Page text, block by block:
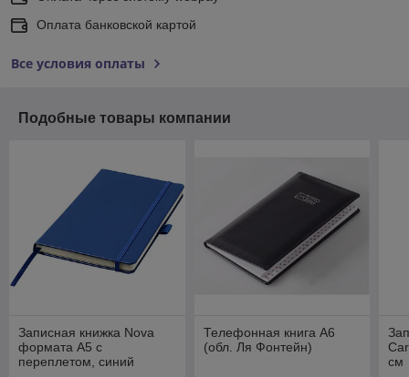
Оплата банковской картой
Все условия оплаты
Подобные товары компании
Записная книжка Nova
формата A5 с
переплетом, cиний
Телефонная книга А6
(обл. Ля Фонтейн)
см